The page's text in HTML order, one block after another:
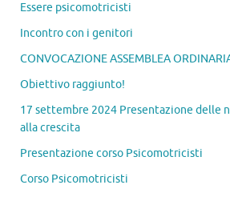
Essere psicomotricisti
Incontro con i genitori
CONVOCAZIONE ASSEMBLEA
Obiettivo raggiunto!
17 settembre 2024 Presentazione delle
alla crescita
Presentazione corso Psicomotricisti
Corso Psicomotricisti